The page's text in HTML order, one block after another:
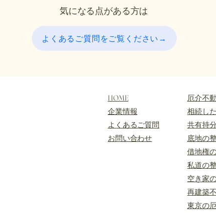
気になる点がある方は
よくあるご質問をご覧ください→
HOME
企業情報
​よくあるご質問
​お問い合わせ
厄介不
相続し
共有持
底地の
借地権
私道の
空き家
再建築
東京の